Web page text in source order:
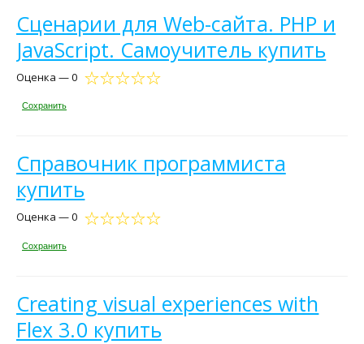
Сценарии для Web-сайта. PHP и
JavaScript. Самоучитель купить
Оценка — 0
Сохранить
Справочник программиста
купить
Оценка — 0
Сохранить
Creating visual experiences with
Flex 3.0 купить